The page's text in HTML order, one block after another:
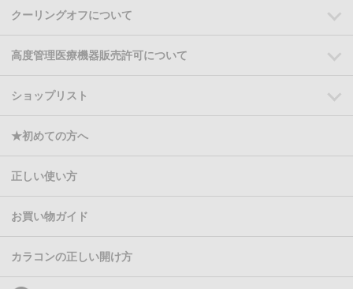
クーリングオフについて
高度管理医療機器販売許可について
ショップリスト
★初めての方へ
正しい使い方
お買い物ガイド
カラコンの正しい開け方